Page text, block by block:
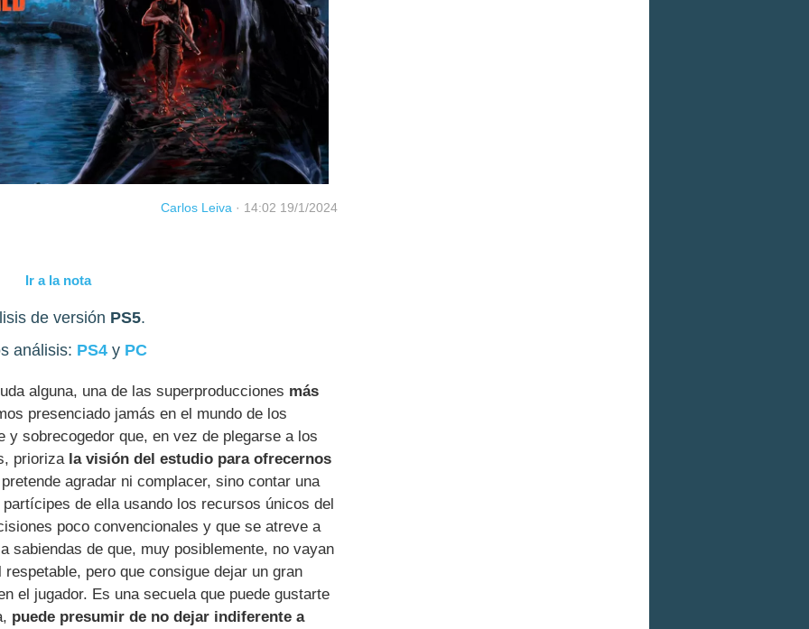
Carlos Leiva · 14:02 19/1/2024
Ir a la nota
de versión PS5.
análisis: PS4y PC
alguna, una de las superproducciones más
presenciado jamás en el mundo de los
y sobrecogedor que, en vez de plegarse a los
prioriza la visión del estudio para ofrecernos
agradar ni complacer, sino contar una
de ella usando los recursos únicos del
poco convencionales y que se atreve a
sabiendas de que, muy posiblemente, no vayan
pero que consigue dejar un gran
el jugador. Es una secuela que puede gustarte
puede presumir de no dejar indiferente a